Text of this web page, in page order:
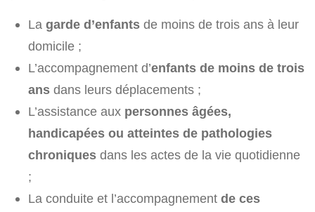
La garde d’enfants de moins de trois ans à leur
domicile ;
L’accompagnement d’enfants de moins de trois
ans dans leurs déplacements ;
L’assistance aux personnes âgées,
handicapées ou atteintes de pathologies
chroniques dans les actes de la vie quotidienne
;
La conduite et l’accompagnement de ces